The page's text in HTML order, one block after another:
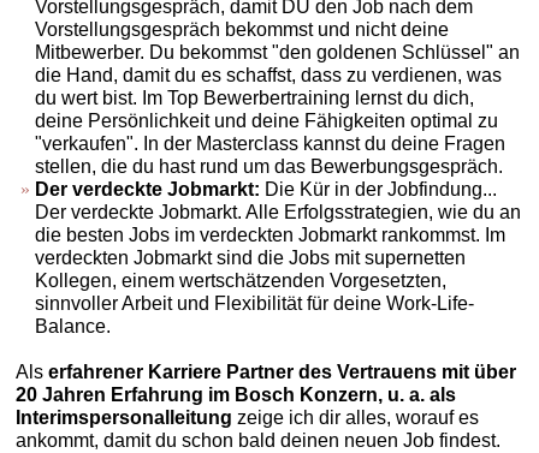
Vorstellungsgespräch, damit DU den Job nach dem
Vorstellungsgespräch bekommst und nicht deine
Mitbewerber. Du bekommst "den goldenen Schlüssel" an
die Hand, damit du es schaffst, dass zu verdienen, was
du wert bist. Im Top Bewerbertraining lernst du dich,
deine Persönlichkeit und deine Fähigkeiten optimal zu
"verkaufen". In der Masterclass kannst du deine Fragen
stellen, die du hast rund um das Bewerbungsgespräch.
Der verdeckte Jobmarkt: Die Kür in der Jobfindung...
Der verdeckte Jobmarkt. Alle Erfolgsstrategien, wie du an
die besten Jobs im verdeckten Jobmarkt rankommst. Im
verdeckten Jobmarkt sind die Jobs mit supernetten
Kollegen, einem wertschätzenden Vorgesetzten,
sinnvoller Arbeit und Flexibilität für deine Work-Life-
Balance.
Als erfahrener Karriere Partner des Vertrauens mit über
20 Jahren Erfahrung im Bosch Konzern, u. a. als
Interimspersonalleitung zeige ich dir alles, worauf es
ankommt, damit du schon bald deinen neuen Job findest.